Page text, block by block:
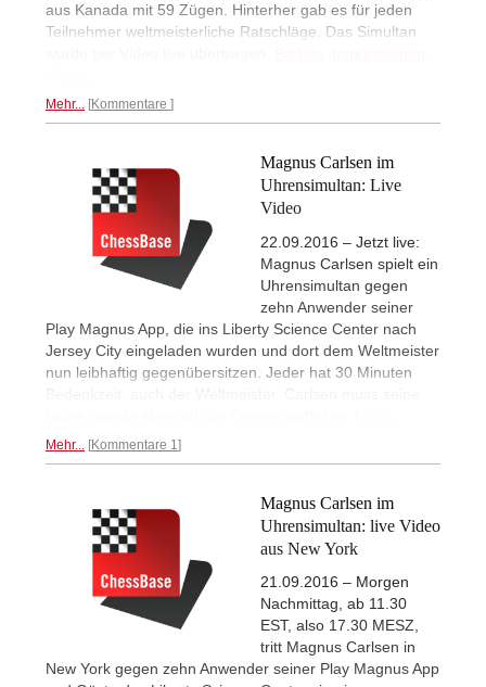
aus Kanada mit 59 Zügen. Hinterher gab es für jeden
Teilnehmer weltmeisterliche Ratschläge. Das Simultan
Mehr... Kommentare
Magnus Carlsen im
Uhrensimultan: Live
Video
22.09.2016 – Jetzt live:
Magnus Carlsen spielt ein
Uhrensimultan gegen
zehn Anwender seiner
Play Magnus App, die ins Liberty Science Center nach
Jersey City eingeladen wurden und dort dem Weltmeister
nun leibhaftig gegenübersitzen. Jeder hat 30 Minuten
Bedenkzeit, auch der Weltmeister. Carlsen muss seine
Mehr... Kommentare 1
Magnus Carlsen im
Uhrensimultan: live Video
aus New York
21.09.2016 – Morgen
Nachmittag, ab 11.30
EST, also 17.30 MESZ,
tritt Magnus Carlsen in
New York gegen zehn Anwender seiner Play Magnus App